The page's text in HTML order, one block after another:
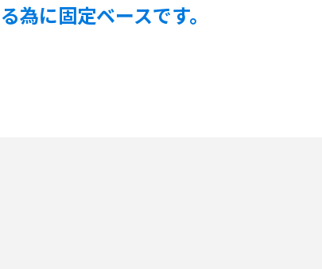
為に固定ベースです。